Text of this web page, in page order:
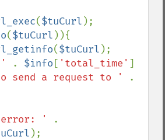
($tuCurl );
($tuCurl )){
($tuCurl );
' . $info [ 'total_time' ]
send a request to '
error: '
);